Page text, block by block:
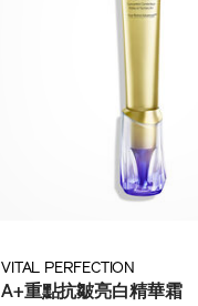
VITAL PERFECTION
A+重點抗皺亮白精華霜